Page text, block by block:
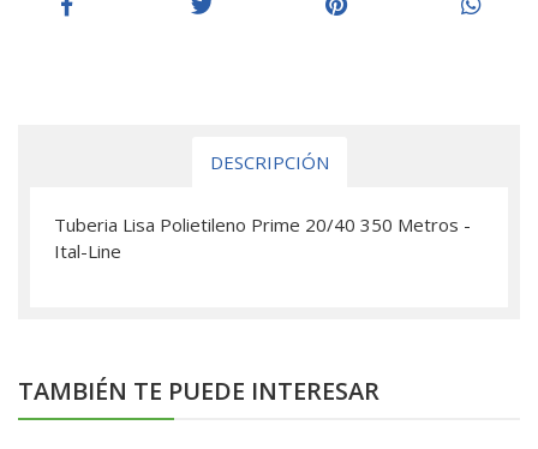
DESCRIPCIÓN
Tuberia Lisa Polietileno Prime 20/40 350 Metros -
Ital-Line
TAMBIÉN TE PUEDE INTERESAR